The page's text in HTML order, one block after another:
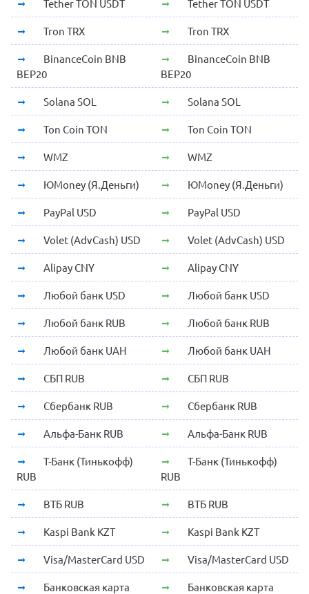
Tether TON USDT Tether TON USDT
Tron TRX Tron TRX
BinanceCoin BNB
BEP20
BinanceCoin BNB
BEP20
Solana SOL Solana SOL
Ton Coin TON Ton Coin TON
WMZ WMZ
ЮMoney (Я.Деньги) ЮMoney (Я.Деньги)
PayPal USD PayPal USD
Volet (AdvCash) USD Volet (AdvCash) USD
Alipay CNY Alipay CNY
Любой банк USD Любой банк USD
Любой банк RUB Любой банк RUB
Любой банк UAH Любой банк UAH
СБП RUB СБП RUB
Сбербанк RUB Сбербанк RUB
Альфа-Банк RUB Альфа-Банк RUB
Т-Банк (Тинькофф)
RUB
Т-Банк (Тинькофф)
RUB
ВТБ RUB ВТБ RUB
Kaspi Bank KZT Kaspi Bank KZT
Visa/MasterCard USD Visa/MasterCard USD
Банковская карта
Банковская карта